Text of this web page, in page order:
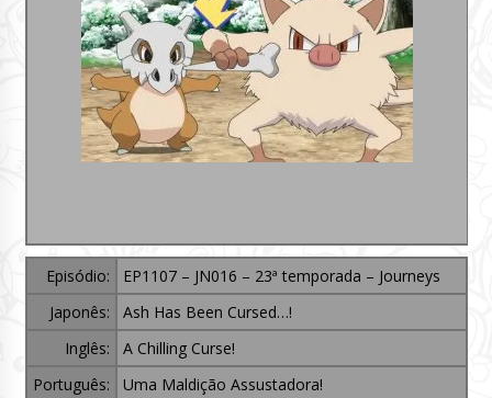
Episódio:
EP1107 – JN016 – 23ª temporada – Journeys
Japonês:
Ash Has Been Cursed…!
Inglês:
A Chilling Curse!
Português:
Uma Maldição Assustadora!